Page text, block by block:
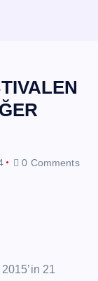
0 Comments
21